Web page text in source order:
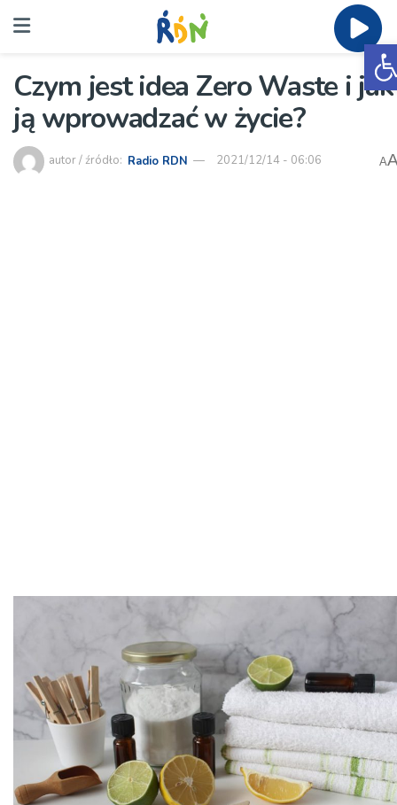
Czym jest idea Zero Waste i jak
ją wprowadzać w życie?
autor / źródło: Radio RDN 2021/12/14 - 06:06 A